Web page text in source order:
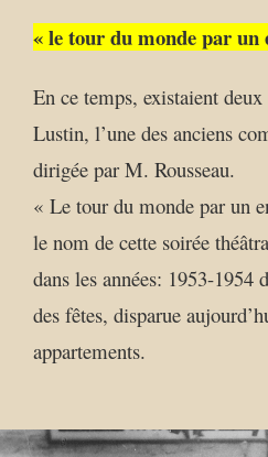
« le tour du monde par un
En ce temps, existaient
Lustin, l’une des anciens
dirigée par M. Rousseau.
« Le tour du monde par un
le nom de cette soirée
dans les années: 1953-1954
des fêtes, disparue
appartements.